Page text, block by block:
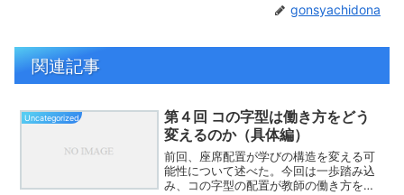
gonsyachidona
関連記事
Uncategorized
第４回 コの字型は働き方をどう
変えるのか（具体編）
前回、座席配置が学びの構造を変える可
能性について述べた。今回は一歩踏み込
み、コの字型の配置が教師の働き方をど